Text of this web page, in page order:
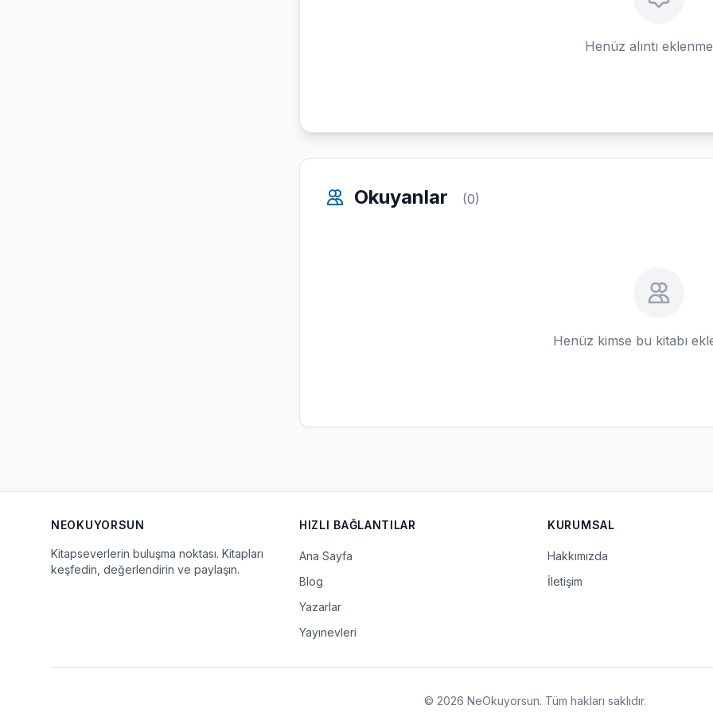
Henüz alıntı
Okuyanlar (0)
Henüz kimse bu kitabı
NEOKUYORSUN
Kitapseverlerin buluşma noktası. Kitapları
keşfedin, değerlendirin ve paylaşın.
HIZLI BAĞLANTILAR
Ana Sayfa
Blog
Yazarlar
Yayınevleri
KURUMSAL
Hakkımızda
İletişim
© 2026 NeOkuyorsun. Tüm hakları saklıdır.